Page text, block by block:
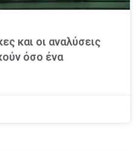
και οι αναλύσεις
όσο ένα